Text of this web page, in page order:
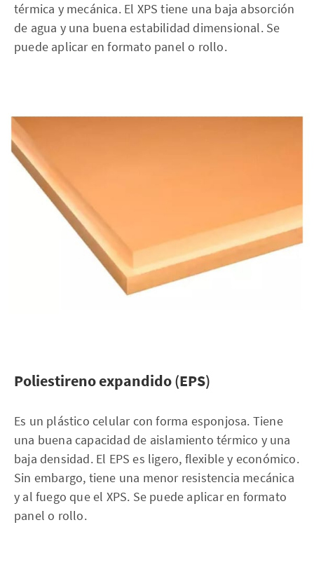
térmica y mecánica. El XPS tiene una baja absorción
de agua y una buena estabilidad dimensional. Se
puede aplicar en formato panel o rollo.
Poliestirenoexpandido(EPS)
Es un plástico celular con forma esponjosa. Tiene
una buena capacidad de aislamiento térmico y una
baja densidad. El EPS es ligero, flexible y económico.
Sin embargo, tiene una menor resistencia mecánica
y al fuego que el XPS. Se puede aplicar en formato
panel o rollo.